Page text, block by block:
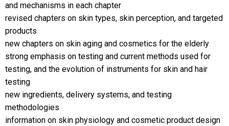
and mechanisms in each chapter
revised chapters on skin types, skin perception, and targeted
products
new chapters on skin aging and cosmetics for the elderly
strong emphasis on testing and current methods used for
testing, and the evolution of instruments for skin and hair
testing
new ingredients, delivery systems, and testing
methodologies
information on skin physiology and cosmetic product design